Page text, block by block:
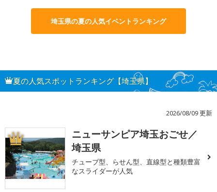
埼玉県の夏の人気イベントランキング
夏の人気スポットランキング【埼玉県】
2026/08/09 更新
1
ニューサンピア埼玉おごせ／
埼玉県
チューブ型、らせん型、直線型と種類豊富
なスライダーが人気